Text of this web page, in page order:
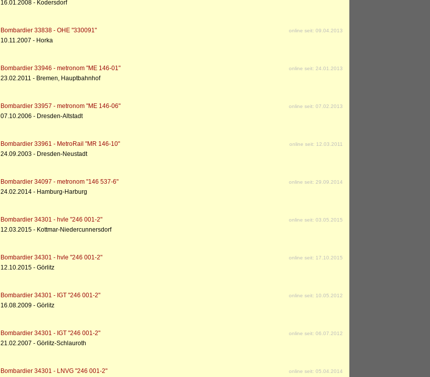
16.01.2008 - Kodersdorf
Bombardier 33838 - OHE "330091" online seit: 09.04.2013
10.11.2007 - Horka
Bombardier 33946 - metronom "ME 146-01" online seit: 24.01.2013
23.02.2011 - Bremen, Hauptbahnhof
Bombardier 33957 - metronom "ME 146-06" online seit: 07.02.2013
07.10.2006 - Dresden-Altstadt
Bombardier 33961 - MetroRail "MR 146-10" online seit: 12.03.2011
24.09.2003 - Dresden-Neustadt
Bombardier 34097 - metronom "146 537-6" online seit: 29.09.2014
24.02.2014 - Hamburg-Harburg
Bombardier 34301 - hvle "246 001-2" online seit: 03.05.2015
12.03.2015 - Kottmar-Niedercunnersdorf
Bombardier 34301 - hvle "246 001-2" online seit: 17.10.2015
12.10.2015 - Görlitz
Bombardier 34301 - IGT "246 001-2" online seit: 10.05.2012
16.08.2009 - Görlitz
Bombardier 34301 - IGT "246 001-2" online seit: 06.07.2012
21.02.2007 - Görlitz-Schlauroth
Bombardier 34301 - LNVG "246 001-2" online seit: 05.04.2014